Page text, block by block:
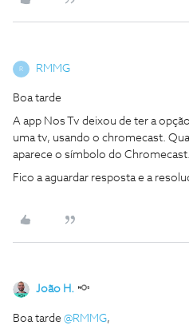
R RMMG
Boa tarde
A app Nos Tv deixou de ter a
uma tv, usando o chromecast.
aparece o símbolo do Chromecast.
Fico a aguardar resposta e a
João H.
Boa tarde @RMMG,